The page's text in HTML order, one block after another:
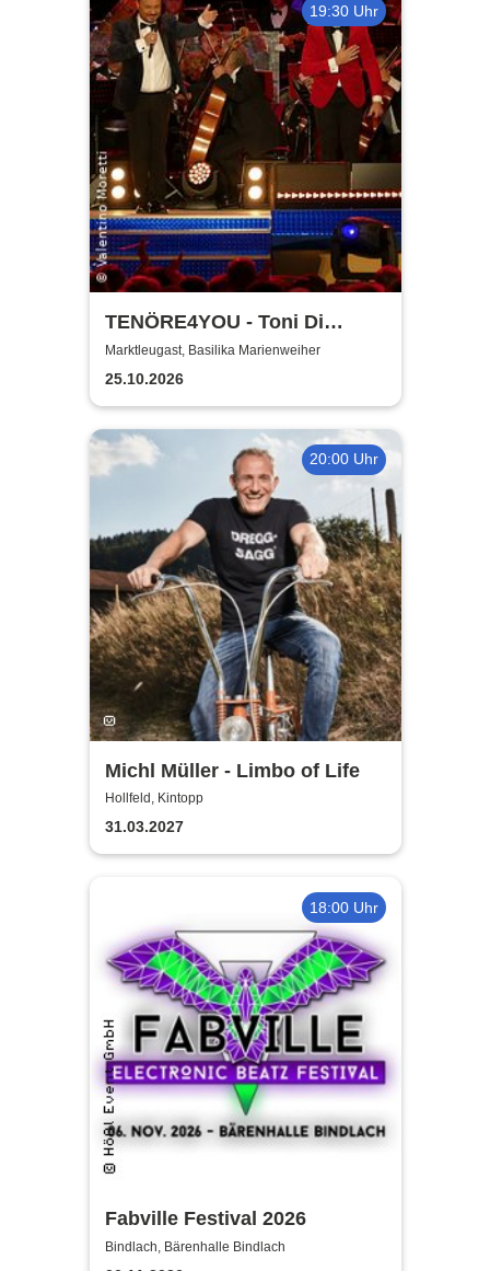
19:30 Uhr
TENÖRE4YOU - Toni Di
Napoli & Pietro Pato
Marktleugast, Basilika Marienweiher
25.10.2026
20:00 Uhr
Michl Müller - Limbo of Life
Hollfeld, Kintopp
31.03.2027
18:00 Uhr
Fabville Festival 2026
Bindlach, Bärenhalle Bindlach